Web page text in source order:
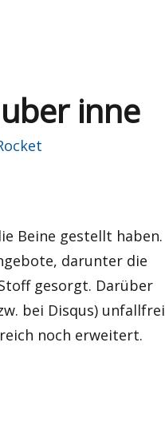
inne
Beine gestellt haben.
darunter die
gesorgt. Darüber
bei Disqus) unfallfrei
noch erweitert.